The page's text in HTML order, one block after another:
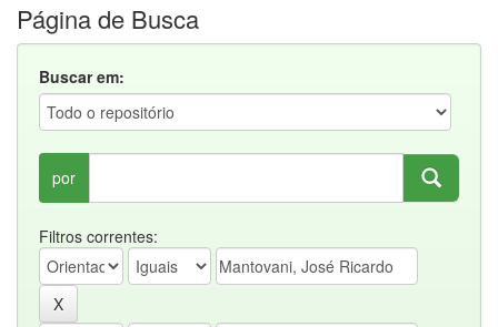
Página de Busca
Buscar em:
por
Filtros correntes: